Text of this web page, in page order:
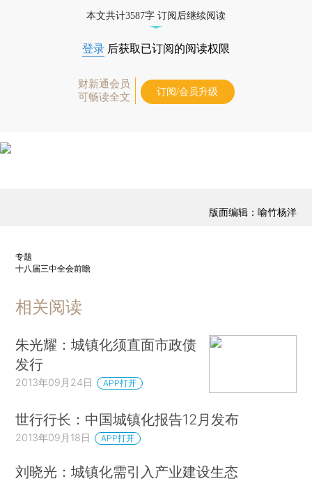
本文共计3587字 订阅后继续阅读
登录 后获取已订阅的阅读权限
财新通会员
可畅读全文
订阅/会员升级
版面编辑：喻竹杨洋
专题
十八届三中全会前瞻
相关阅读
朱光耀：城镇化须直面市政债
发行
2013年09月24日 APP打开
世行行长：中国城镇化报告12月发布
2013年09月18日 APP打开
刘晓光：城镇化需引入产业建设生态